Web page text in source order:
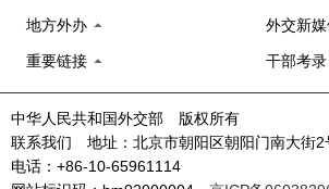
地方外办 外交新
重要链接 干部考录
中华人民共和国外交部 版权所有
联系我们 地址：北京市朝阳区朝阳门南大
电话：+86-10-65961114